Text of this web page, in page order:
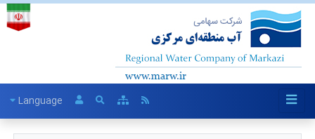
Language